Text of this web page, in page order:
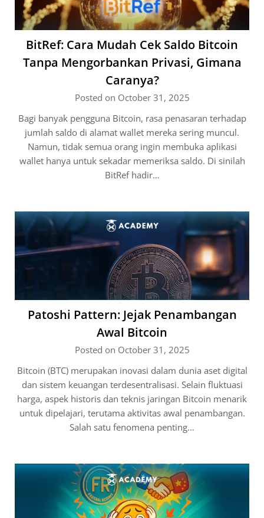
BitRef: Cara Mudah Cek Saldo Bitcoin
Tanpa Mengorbankan Privasi, Gimana
Caranya?
Posted on October 31, 2025
Bagi banyak pengguna Bitcoin, rasa penasaran terhadap
jumlah saldo di alamat wallet mereka sering muncul.
Namun, tidak semua orang ingin membuka aplikasi
wallet hanya untuk sekadar memeriksa saldo. Di sinilah
BitRef hadir…
Patoshi Pattern: Jejak Penambangan
Awal Bitcoin
Posted on October 31, 2025
Bitcoin (BTC) merupakan inovasi dalam dunia aset digital
dan sistem keuangan terdesentralisasi. Selain fluktuasi
harga, aspek historis dan teknis jaringan Bitcoin menarik
untuk dipelajari, terutama aktivitas awal penambangan.
Salah satu fenomena penting…